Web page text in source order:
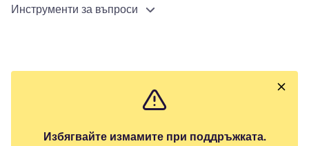
Инструменти за въпроси
Избягвайте измамите при поддръжката.